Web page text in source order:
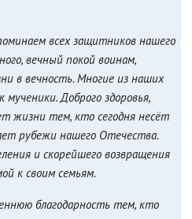
всех защитников нашего
вечный покой воинам,
в вечность. Многие из наших
Доброго здоровья,
жизни тем, кто сегодня несёт
рубежи нашего Отечества.
и скорейшего возвращения
к своим семьям.
благодарность тем, кто